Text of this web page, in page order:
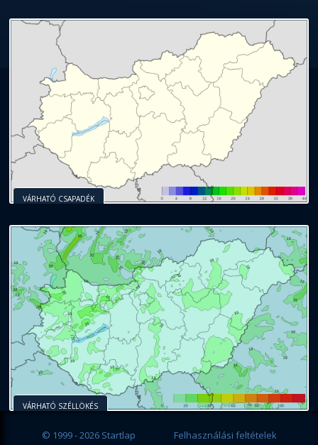
VÁRHATÓ CSAPADÉK
VÁRHATÓ SZÉLLÖKÉS
© 1999 - 2026 Startlap Felhasználási feltételek